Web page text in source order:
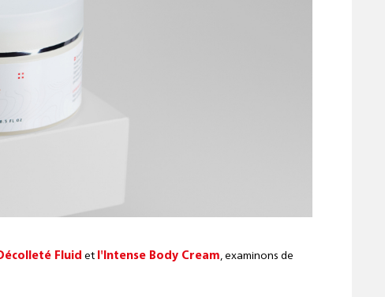
Fluid et l'Intense Body Cream, examinons de